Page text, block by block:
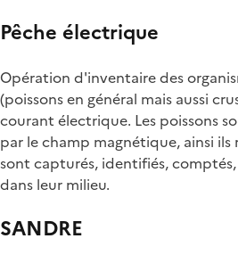
Pêche électrique
Opération d'inventaire des
(poissons en général mais aussi
courant électrique. Les poissons
par le champ magnétique, ainsi
sont capturés, identifiés,
dans leur milieu.
SANDRE